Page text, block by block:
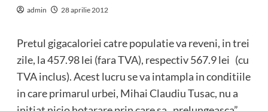
admin 28 aprilie 2012
Pretul gigacaloriei catre populatie va reveni, in trei
zile, la 457.98 lei (fara TVA), respectiv 567.9 lei (cu
TVA inclus). Acest lucru se va intampla in conditiile
in care primarul urbei, Mihai Claudiu Tusac, nu a